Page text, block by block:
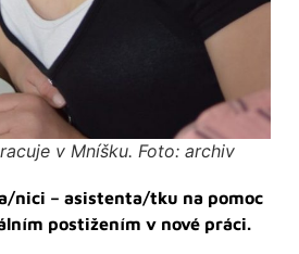
v Mníšku. Foto: archiv
nici – asistenta/tku na pomoc
postižením v nové práci.